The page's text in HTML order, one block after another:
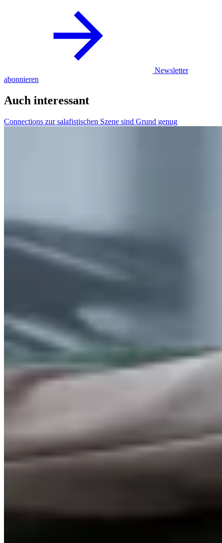
Newsletter
abonnieren
Auch interessant
Connections zur salafistischen Szene sind Grund genug